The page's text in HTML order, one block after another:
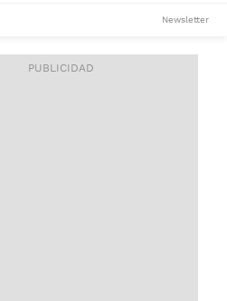
ACCESO FULL - $1.800/MES
Newsletter